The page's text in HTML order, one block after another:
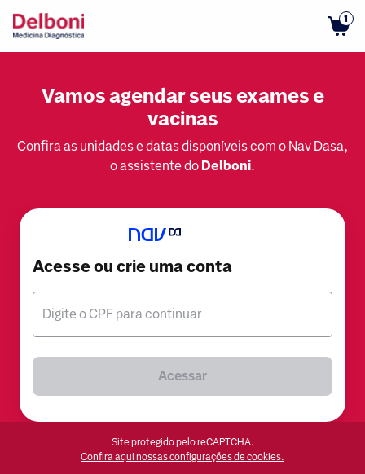
1
Vamos agendar seus exames e
vacinas
Confira as unidades e datas disponíveis com o Nav Dasa,
o assistente do Delboni.
Acesse ou crie uma conta
Digite o CPF para continuar
Acessar
Site protegido pelo reCAPTCHA.
Confira aqui nossas configurações de cookies.